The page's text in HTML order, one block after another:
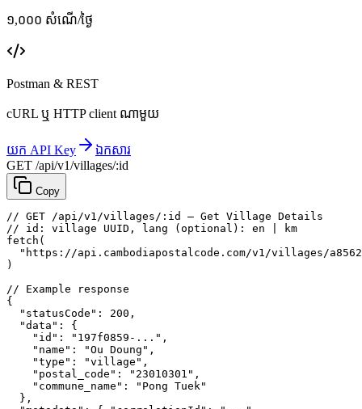
១,០០០ សំណើ/ថ្ងៃ
Postman & REST
cURL ឬ HTTP client ណាមួយ
យក API Key
ឯកសារ
GET /api/v1/villages/:id
Copy
// GET /api/v1/villages/:id — Get Village Details
// id: village UUID, lang (optional): en | km
fetch (
"https://api.cambodiapostalcode.com/v1/villages/
)
// Example response
{
"statusCode" : 200 ,
"data" : {
"id" : "197f0859-..." ,
"name" : "Ou Doung" ,
"type" : "village" ,
"postal_code" : "23010301" ,
"commune_name" :
"Pong Tuek"
},